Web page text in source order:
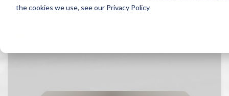
the cookies we use, see our Privacy Policy